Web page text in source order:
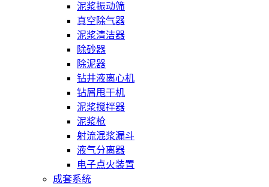
泥浆振动筛
真空除气器
泥浆清洁器
除砂器
除泥器
钻井液离心机
钻屑甩干机
泥浆搅拌器
泥浆枪
射流混浆漏斗
液气分离器
电子点火装置
成套系统